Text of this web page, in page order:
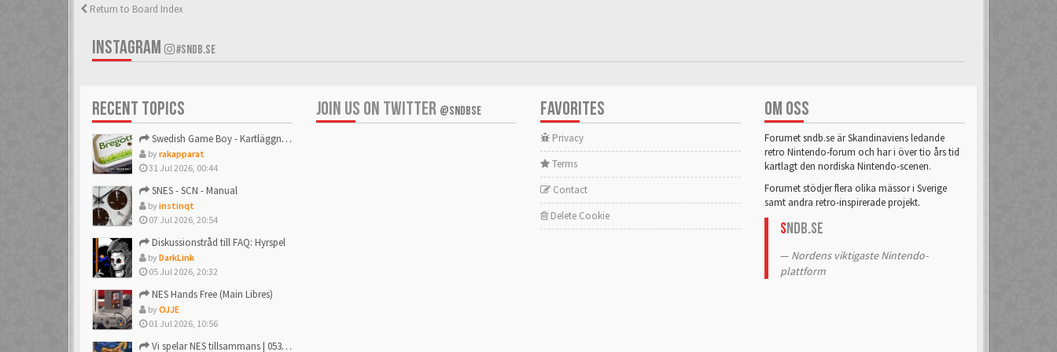
Return to Board Index
INSTAGRAM #SNDB.SE
RECENT TOPICS
Swedish Game Boy - Kartläggningstråden!
byrakapparat
31 Jul 2026, 00:44
SNES - SCN - Manual
byinstinqt
07 Jul 2026, 20:54
Diskussionstråd till FAQ: Hyrspel
byDarkLink
05 Jul 2026, 20:32
NES Hands Free (Main Libres)
byOJJE
01 Jul 2026, 10:56
Vi spelar NES tillsammans | 053: R.C. Pro AM
JOIN US ON TWITTER @SNDBSE FAVORITES
Privacy
Terms
Contact
Delete Cookie
OM OSS
Forumet sndb.se är Skandinaviens ledande
retro Nintendo-forum och har i över tio års tid
kartlagt den nordiska Nintendo-scenen.
Forumet stödjer flera olika mässor i Sverige
samt andra retro-inspirerade projekt.
SNDB.se
Nordens viktigaste Nintendo-
plattform